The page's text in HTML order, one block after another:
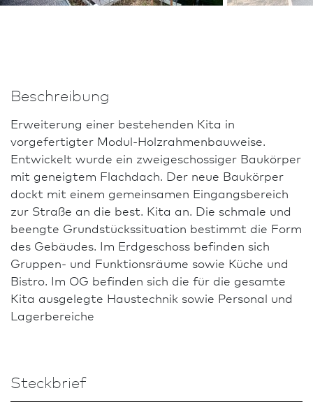
Beschreibung
Erweiterung einer bestehenden Kita in
vorgefertigter Modul-Holzrahmenbauweise.
Entwickelt wurde ein zweigeschossiger Baukörper
mit geneigtem Flachdach. Der neue Baukörper
dockt mit einem ge­meinsamen Eingangsbereich
zur Straße an die best. Kita an. Die schmale und
beengte Grundstückssituation bestimmt die Form
des Gebäudes. Im Erdgeschoss befinden sich
Gruppen- und Funktionsräume sowie Küche und
Bistro. Im OG befinden sich die für die gesamte
Kita ausgelegte Haustechnik sowie Personal und
Lagerbereiche
Steckbrief